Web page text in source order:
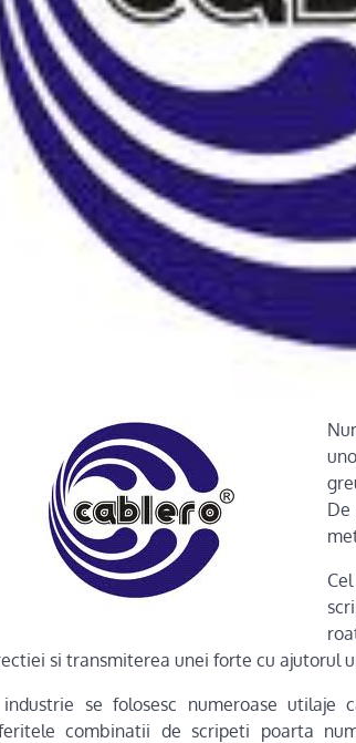
si transmiterea unei forte cu ajutorul
se folosesc numeroase
combinatii de scripeti poarta